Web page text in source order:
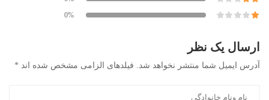
0%
ارسال یک نظر
آدرس ایمیل شما منتشر نخواهد شد. فیلدهای الزامی مشخص شده اند *